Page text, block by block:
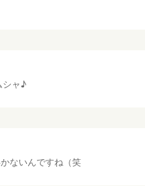
シャ♪
ないんですね（笑